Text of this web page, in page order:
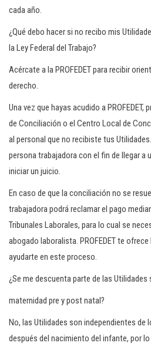
cada año.
¿Qué debo hacer si no recibo mis
la Ley Federal del Trabajo?
Acércate a la PROFEDET para recibir
derecho.
Una vez que hayas acudido a
de Conciliación o el Centro Local de
al personal que no recibiste tus
persona trabajadora con el fin de llegar a
iniciar un juicio.
En caso de que la conciliación no se
trabajadora podrá reclamar el pago
Tribunales Laborales, para lo cual se
abogado laboralista. PROFEDET te
ayudarte en este proceso.
¿Se me descuenta parte de las
maternidad pre y post natal?
No, las Utilidades son independientes de
después del nacimiento del infante, por